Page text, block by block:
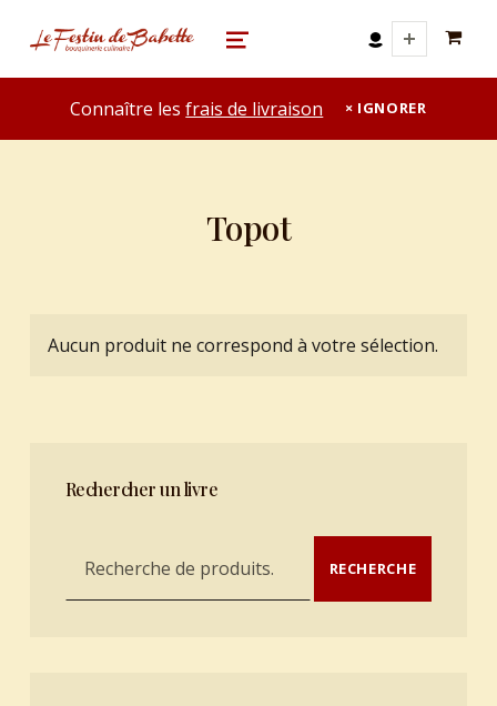
le festin de babette
"LE FESTIN DE BABETTE" – BOUQUINERIE GASTRONOMIQUE MENU
Connaître lesfrais de livraison IGNORER
Topot
Aucun produit ne correspond à votre sélection.
Rechercher un livre
Recherche pour : RECHERCHE